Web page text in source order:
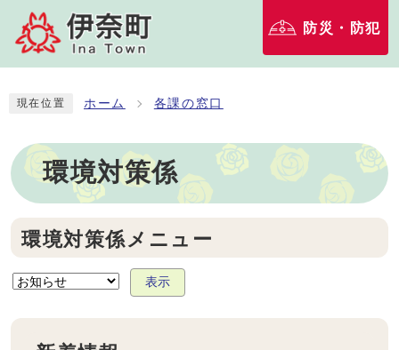
防災・防犯
現在位置 ホーム 各課の窓口
環境対策係
環境対策係メニュー
表示